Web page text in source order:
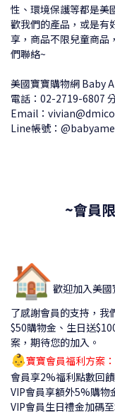
性、環境保護等都是美
歡我們的產品，或是有
享，商品不限兒童商品
們聯絡~
美國寶寶購物網 Baby
電話：02-2719-6807
Email：
Line帳號：
~會員
🏠歡迎加入美
了感謝會員的支持，我
$50購物金、生日送
案，期待您的加入。
👶寶寶會員福利方案：
會員享2%福利點數回饋
VIP會員享額外5%購物
VIP會員生日禮金加碼